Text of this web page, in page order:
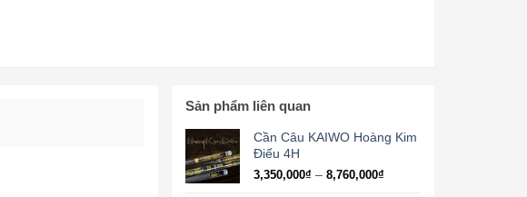
Sản phẩm liên quan
Cần Câu KAIWO Hoàng Kim
Điếu 4H
3,350,000₫ – 8,760,000₫Khoảng